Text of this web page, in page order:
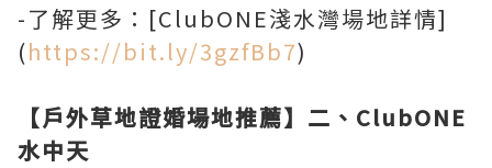
-了解更多：[ClubONE淺水灣場地詳情]
(https://bit.ly/3gzfBb7)
【戶外草地證婚場地推薦】二、ClubONE
水中天